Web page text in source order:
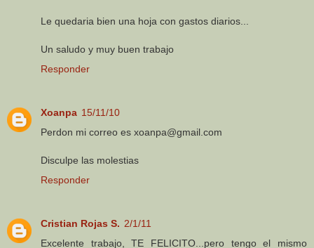
Le quedaria bien una hoja con gastos diarios...
Un saludo y muy buen trabajo
Responder
Xoanpa 15/11/10
Perdon mi correo es xoanpa@gmail.com
Disculpe las molestias
Responder
Cristian Rojas S. 2/1/11
Excelente trabajo, TE FELICITO...pero tengo el mismo